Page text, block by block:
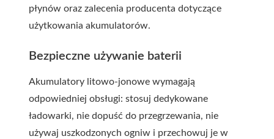
płynów oraz zalecenia producenta dotyczące
użytkowania akumulatorów.
Bezpieczne używanie baterii
Akumulatory litowo-jonowe wymagają
odpowiedniej obsługi: stosuj dedykowane
ładowarki, nie dopuść do przegrzewania, nie
używaj uszkodzonych ogniw i przechowuj je w